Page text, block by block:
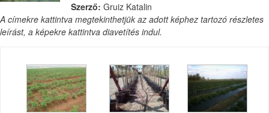
Szerző: Gruiz Katalin
A címekre kattintva megtekinthetjük az adott képhez tartozó részletes
leírást, a képekre kattintva diavetítés indul.